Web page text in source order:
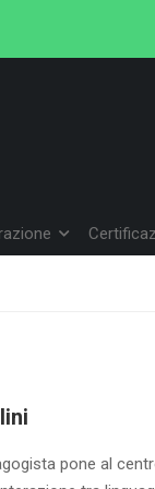
pone al